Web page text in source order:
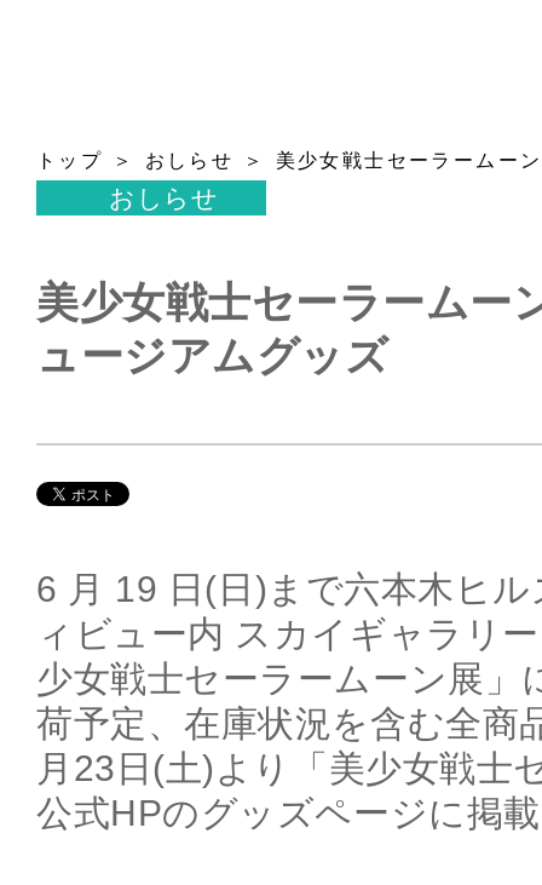
トップ おしらせ 美少女戦士セーラームー
おしらせ
美少女戦士セーラームー
ュージアムグッズ
6 月 19 日(日)まで六本木ヒ
ィビュー内 スカイギャラリ
少女戦士セーラームーン展」
荷予定、在庫状況を含む全商
月23日(土)より「美少女戦士
公式HPのグッズページに掲